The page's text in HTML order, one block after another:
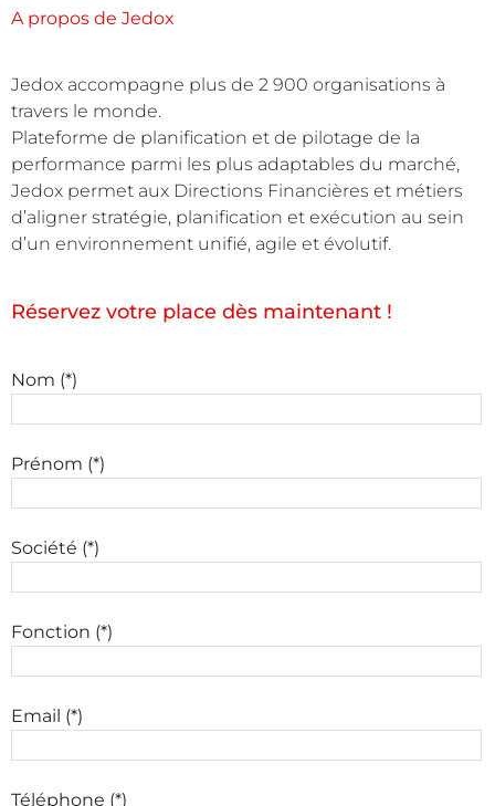
A propos de Jedox
Jedox accompagne plus de 2 900 organisations à
travers le monde.
Plateforme de planification et de pilotage de la
performance parmi les plus adaptables du marché,
Jedox permet aux Directions Financières et métiers
d’aligner stratégie, planification et exécution au sein
d’un environnement unifié, agile et évolutif.
Réservez votre place dès maintenant !
Nom (*)
Prénom (*)
Société (*)
Fonction (*)
Email (*)
Téléphone (*)